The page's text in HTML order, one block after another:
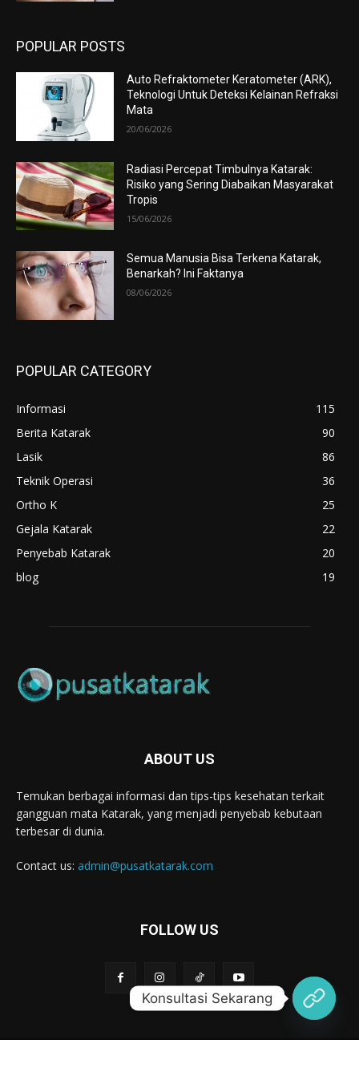
POPULAR POSTS
Auto Refraktometer Keratometer (ARK),
Teknologi Untuk Deteksi Kelainan Refraksi
Mata
20/06/2026
Radiasi Percepat Timbulnya Katarak:
Risiko yang Sering Diabaikan Masyarakat
Tropis
15/06/2026
Semua Manusia Bisa Terkena Katarak,
Benarkah? Ini Faktanya
08/06/2026
POPULAR CATEGORY
Informasi
115
Berita Katarak
90
Lasik
86
Teknik Operasi
36
Ortho K
25
Gejala Katarak
22
Penyebab Katarak
20
blog
19
ABOUT US
Temukan berbagai informasi dan tips-tips kesehatan terkait
gangguan mata Katarak, yang menjadi penyebab kebutaan
terbesar di dunia.
Contact us: admin@pusatkatarak.com
FOLLOW US
Konsultasi Sekarang